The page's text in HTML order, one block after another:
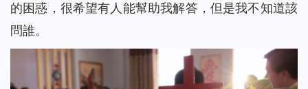
的困惑，很希望有人能幫助我解答，但是我不知道該
問誰。